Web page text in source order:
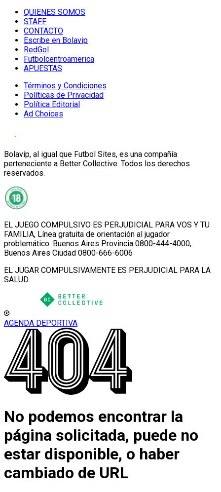
QUIENES SOMOS
STAFF
CONTACTO
Escribe en Bolavip
RedGol
Futbolcentroamerica
APUESTAS
Términos y Condiciones
Políticas de Privacidad
Política Editorial
Ad Choices
Bolavip, al igual que Futbol Sites, es una compañía
perteneciente a Better Collective. Todos los derechos
reservados.
EL JUEGO COMPULSIVO ES PERJUDICIAL PARA VOS Y TU
FAMILIA, Línea gratuita de orientación al jugador
problemático: Buenos Aires Provincia 0800-444-4000,
Buenos Aires Ciudad 0800-666-6006
EL JUGAR COMPULSIVAMENTE ES PERJUDICIAL PARA LA
SALUD.
AGENDA DEPORTIVA
No podemos encontrar la
página solicitada, puede no
estar disponible, o haber
cambiado de URL